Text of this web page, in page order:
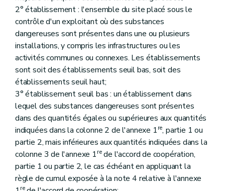
Art. 238
Art. 239
Art. 240
Art. 241
Art. 242
Art. 243
Art. 244
Art. 245
Art. 246
Art. 247
Art. 248
Art. 249
Art. 250
Art. 251
Art. 252
Art. 253
Art. 254
Art. 255
Art. 256
2° établissement : l'ensemble du site placé sous le
contrôle d'un exploitant où des substances
dangereuses sont présentes dans une ou plusieurs
installations, y compris les infrastructures ou les
activités communes ou connexes. Les établissements
sont soit des établissements seuil bas, soit des
établissements seuil haut;
3° établissement seuil bas : un établissement dans
lequel des substances dangereuses sont présentes
dans des quantités égales ou supérieures aux quantités
indiquées dans la colonne 2 de l'annexe 1re, partie 1 ou
partie 2, mais inférieures aux quantités indiquées dans la
colonne 3 de l'annexe 1rede l'accord de coopération,
partie 1 ou partie 2, le cas échéant en appliquant la
règle de cumul exposée à la note 4 relative à l'annexe
re